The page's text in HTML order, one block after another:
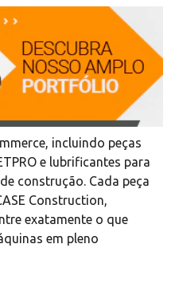
incluindo peças
e lubrificantes para
construção. Cada peça
Construction,
exatamente o que
em pleno